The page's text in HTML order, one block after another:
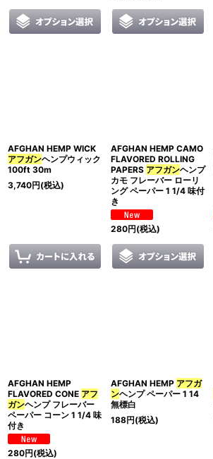
AFGHAN HEMP WICK
アフガンヘンプウィック
100ft 30m
3,740円(税込)
AFGHAN HEMP CAMO
FLAVORED ROLLING
PAPERS アフガンヘンプ
カモ フレーバー ローリ
ング ペーパー 1 1/4 味付
き
280円(税込)
AFGHAN HEMP
FLAVORED CONE アフ
ガンヘンプ フレーバー
ペーパー コーン 1 1/4 味
付き
280円(税込)
AFGHAN HEMP アフガ
ンヘンプ ペーパー 1 14
無標白
188円(税込)